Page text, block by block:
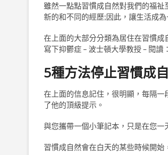
雖然一點點習慣成自然對我們的福
新的和不同的經歷;因此，讓生活成
在上面的大部分分類為居住在習慣
寫下抑鬱症 – 波士頓大學教授 – 閱讀：
5種方法停止習慣成
在上面的信息記住，很明顯，每隔
了他的頂級提示。
與您攜帶一個小筆記本，只是在您一
習慣成自然會在白天的某些時候開